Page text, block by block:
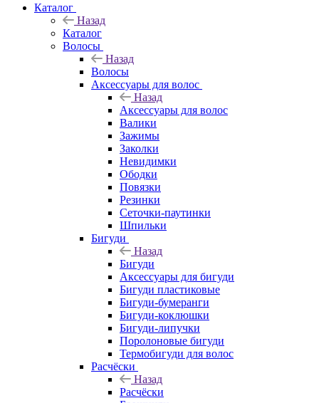
Каталог
Назад
Каталог
Волосы
Назад
Волосы
Аксессуары для волос
Назад
Аксессуары для волос
Валики
Зажимы
Заколки
Невидимки
Ободки
Повязки
Резинки
Сеточки-паутинки
Шпильки
Бигуди
Назад
Бигуди
Аксессуары для бигуди
Бигуди пластиковые
Бигуди-бумеранги
Бигуди-коклюшки
Бигуди-липучки
Поролоновые бигуди
Термобигуди для волос
Расчёски
Назад
Расчёски